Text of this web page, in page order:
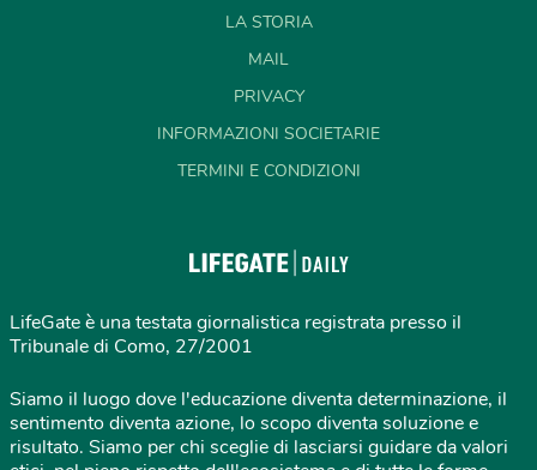
LA STORIA
MAIL
PRIVACY
INFORMAZIONI SOCIETARIE
TERMINI E CONDIZIONI
LifeGate è una testata giornalistica registrata presso il
Tribunale di Como, 27/2001
Siamo il luogo dove l'educazione diventa determinazione, il
sentimento diventa azione, lo scopo diventa soluzione e
risultato. Siamo per chi sceglie di lasciarsi guidare da valori